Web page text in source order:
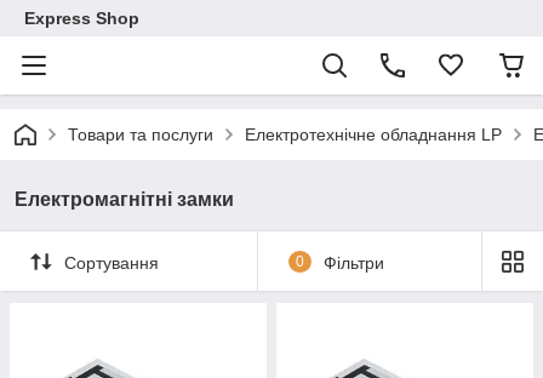
Express Shop
Товари та послуги Електротехнічне обладнання LP
Електромагнітні замки
Сортування 0 Фільтри